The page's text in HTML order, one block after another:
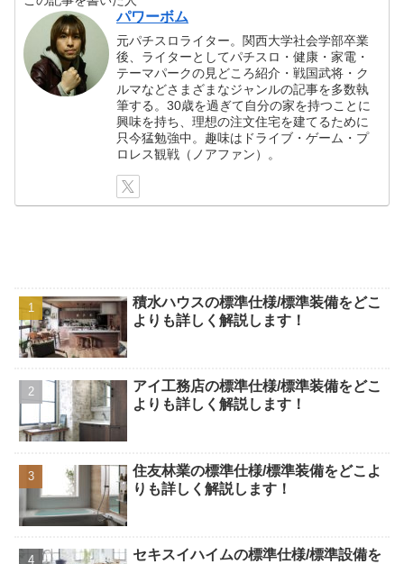
パワーボム
元パチスロライター。関西大学社会学部卒業
後、ライターとしてパチスロ・健康・家電・
テーマパークの見どころ紹介・戦国武将・ク
ルマなどさまざまなジャンルの記事を多数執
筆する。30歳を過ぎて自分の家を持つことに
興味を持ち、理想の注文住宅を建てるために
只今猛勉強中。趣味はドライブ・ゲーム・プ
ロレス観戦（ノアファン）。
積水ハウスの標準仕様/標準装備をどこ
よりも詳しく解説します！
アイ工務店の標準仕様/標準装備をどこ
よりも詳しく解説します！
住友林業の標準仕様/標準装備をどこよ
りも詳しく解説します！
セキスイハイムの標準仕様/標準設備を